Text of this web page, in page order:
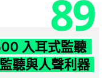
89
入耳式監聽
聽與人聲利器